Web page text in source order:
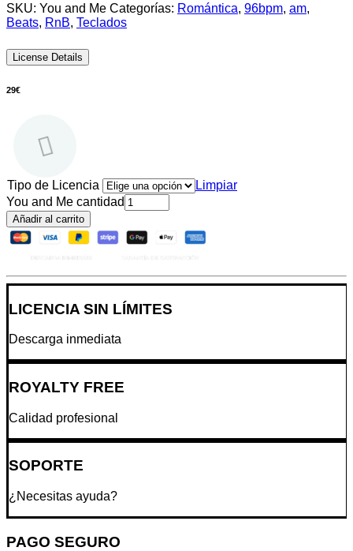
SKU: You and Me Categorías: Romántica, 96bpm, am,
Beats, RnB, Teclados
License Details
29€
Tipo de Licencia
Limpiar
You and Me cantidad
Añadir al carrito
LICENCIA SIN LÍMITES
Descarga inmediata
ROYALTY FREE
Calidad profesional
SOPORTE
¿Necesitas ayuda?
PAGO SEGURO